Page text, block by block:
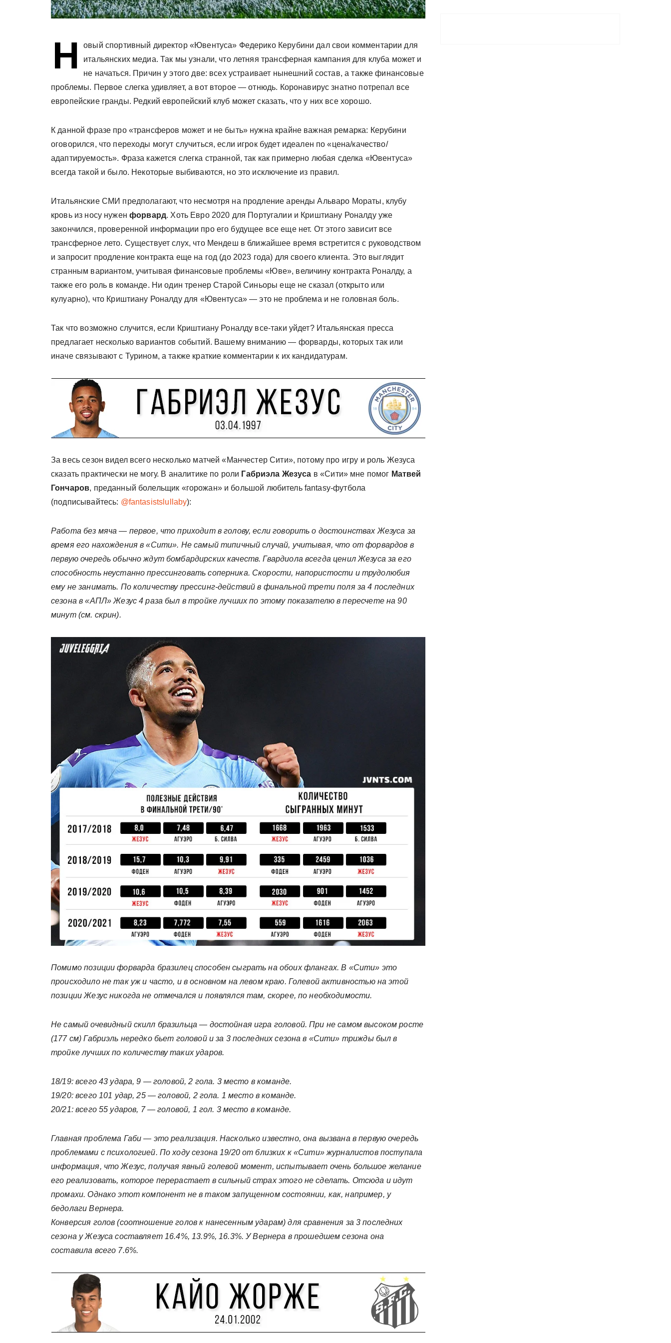
Н
овый спортивный директор «Ювентуса» Федерико Керубини дал свои комментарии для
итальянских медиа. Так мы узнали, что летняя трансферная кампания для клуба может и
не начаться. Причин у этого две: всех устраивает нынешний состав, а также финансовые
проблемы. Первое слегка удивляет, а вот второе — отнюдь. Коронавирус знатно потрепал все
европейские гранды. Редкий европейский клуб может сказать, что у них все хорошо.
К данной фразе про «трансферов может и не быть» нужна крайне важная ремарка: Керубини
оговорился, что переходы могут случиться, если игрок будет идеален по «цена/качество/
адаптируемость». Фраза кажется слегка странной, так как примерно любая сделка «Ювентуса»
всегда такой и было. Некоторые выбиваются, но это исключение из правил.
Итальянские СМИ предполагают, что несмотря на продление аренды Альваро Мораты, клубу
кровь из носу нужен форвард. Хоть Евро 2020 для Португалии и Криштиану Роналду уже
закончился, проверенной информации про его будущее все еще нет. От этого зависит все
трансферное лето. Существует слух, что Мендеш в ближайшее время встретится с руководством
и запросит продление контракта еще на год (до 2023 года) для своего клиента. Это выглядит
странным вариантом, учитывая финансовые проблемы «Юве», величину контракта Роналду, а
также его роль в команде. Ни один тренер Старой Синьоры еще не сказал (открыто или
кулуарно), что Криштиану Роналду для «Ювентуса» — это не проблема и не головная боль.
Так что возможно случится, если Криштиану Роналду все-таки уйдет? Итальянская пресса
предлагает несколько вариантов событий. Вашему вниманию — форварды, которых так или
иначе связывают с Турином, а также краткие комментарии к их кандидатурам.
За весь сезон видел всего несколько матчей «Манчестер Сити», потому про игру и роль Жезуса
сказать практически не могу. В аналитике по роли Габриэла Жезуса в «Сити» мне помог Матвей
Гончаров, преданный болельщик «горожан» и большой любитель fantasy-футбола
(подписывайтесь: @fantasistslullaby):
Работа без мяча — первое, что приходит в голову, если говорить о достоинствах Жезуса за
время его нахождения в «Сити». Не самый типичный случай, учитывая, что от форвардов в
первую очередь обычно ждут бомбардирских качеств. Гвардиола всегда ценил Жезуса за его
способность неустанно прессинговать соперника. Скорости, напористости и трудолюбия
ему не занимать. По количеству прессинг-действий в финальной трети поля за 4 последних
сезона в «АПЛ» Жезус 4 раза был в тройке лучших по этому показателю в пересчете на 90
минут (см. скрин).
Помимо позиции форварда бразилец способен сыграть на обоих флангах. В «Сити» это
происходило не так уж и часто, и в основном на левом краю. Голевой активностью на этой
позиции Жезус никогда не отмечался и появлялся там, скорее, по необходимости.
Не самый очевидный скилл бразильца — достойная игра головой. При не самом высоком росте
(177 см) Габриэль нередко бьет головой и за 3 последних сезона в «Сити» трижды был в
тройке лучших по количеству таких ударов.
18/19: всего 43 удара, 9 — головой, 2 гола. 3 место в команде.
19/20: всего 101 удар, 25 — головой, 2 гола. 1 место в команде.
20/21: всего 55 ударов, 7 — головой, 1 гол. 3 место в команде.
Главная проблема Габи — это реализация. Насколько известно, она вызвана в первую очередь
проблемами с психологией. По ходу сезона 19/20 от близких к «Сити» журналистов поступала
информация, что Жезус, получая явный голевой момент, испытывает очень большое желание
его реализовать, которое перерастает в сильный страх этого не сделать. Отсюда и идут
промахи. Однако этот компонент не в таком запущенном состоянии, как, например, у
бедолаги Вернера.
Конверсия голов (соотношение голов к нанесенным ударам) для сравнения за 3 последних
сезона у Жезуса составляет 16.4%, 13.9%, 16.3%. У Вернера в прошедшем сезона она
составила всего 7.6%.